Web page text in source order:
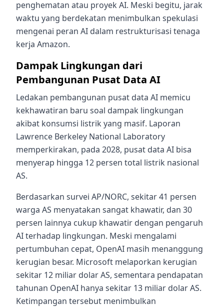
penghematan atau proyek AI. Meski begitu, jarak
waktu yang berdekatan menimbulkan spekulasi
mengenai peran AI dalam restrukturisasi tenaga
kerja Amazon.
Dampak Lingkungan dari
Pembangunan Pusat Data AI
Ledakan pembangunan pusat data AI memicu
kekhawatiran baru soal dampak lingkungan
akibat konsumsi listrik yang masif. Laporan
Lawrence Berkeley National Laboratory
memperkirakan, pada 2028, pusat data AI bisa
menyerap hingga 12 persen total listrik nasional
AS.
Berdasarkan survei AP/NORC, sekitar 41 persen
warga AS menyatakan sangat khawatir, dan 30
persen lainnya cukup khawatir dengan pengaruh
AI terhadap lingkungan. Meski mengalami
pertumbuhan cepat, OpenAI masih menanggung
kerugian besar. Microsoft melaporkan kerugian
sekitar 12 miliar dolar AS, sementara pendapatan
tahunan OpenAI hanya sekitar 13 miliar dolar AS.
Ketimpangan tersebut menimbulkan